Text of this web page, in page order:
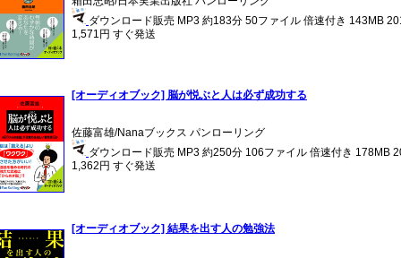
ダウンロード販売 MP3 約183分 50ファイル 倍速付き 143MB
1,571円 すぐ発送
[オーディオブック] 脳が悦ぶと人は必ず成功する
佐藤富雄/Nanaブックス パンローリング
ダウンロード販売 MP3 約250分 106ファイル 倍速付き 178MB
1,362円 すぐ発送
[オーディオブック] 結果を出す人の勉強法